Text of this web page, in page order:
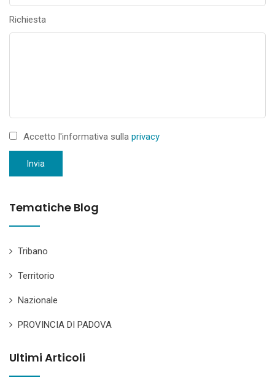
Richiesta
Accetto l'informativa sulla privacy
Invia
Tematiche Blog
Tribano
Territorio
Nazionale
PROVINCIA DI PADOVA
Ultimi Articoli